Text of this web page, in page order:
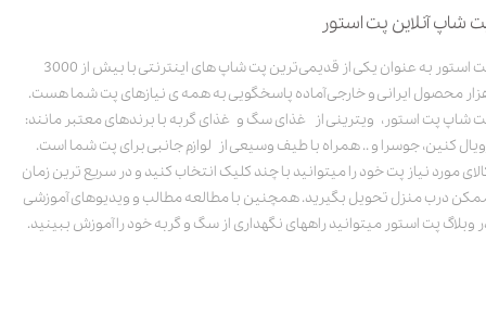
شاپ آنلاین پت استور
پت استور به عنوان یکی از قدیمی‌ترین پت شاپ های اینترنتی با بیش از 3000
محصول ایرانی و خارجی آماده پاسخگویی به همه ی نیازهای پت شما هست.
شاپ پت استور، ویترینی از غذای سگ و غذای گربه با برندهای معتبر مانند:
کنین، جوسرا و .. همراه با طیف وسیعی از لوازم جانبی برای پت شما است.
مورد نیاز پت خود را میتوانید با چند کلیک انتخاب کنید و در سریع ترین زمان
درب منزل تحویل بگیرید. همچنین با مطالعه مطالب و ویدیوهای آموزشی
وبلاگ پت استور میتوانید راههای نگهداری از سگ و گربه خود را آموزش ببینید.